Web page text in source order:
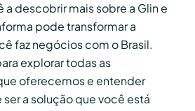
descobrir mais sobre a Glin e
pode transformar a
faz negócios com o Brasil.
explorar todas as
oferecemos e entender
a solução que você está